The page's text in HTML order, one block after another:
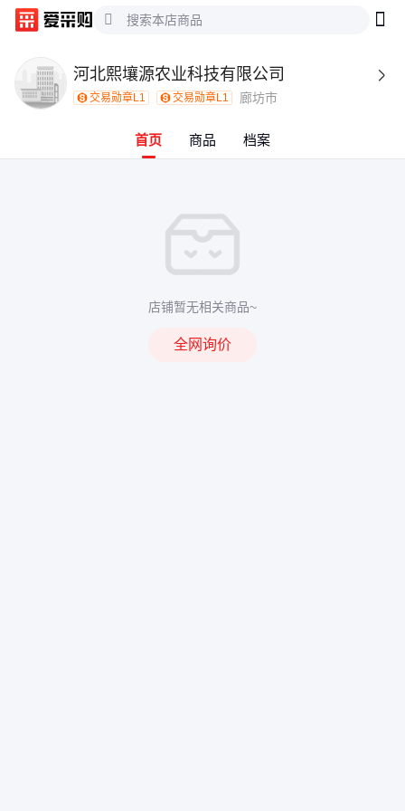
河北熙壤源农业科技有限公司 
交易勋章L1 交易勋章L1 廊坊市
首页 商品 档案
店铺暂无相关商品~
全网询价